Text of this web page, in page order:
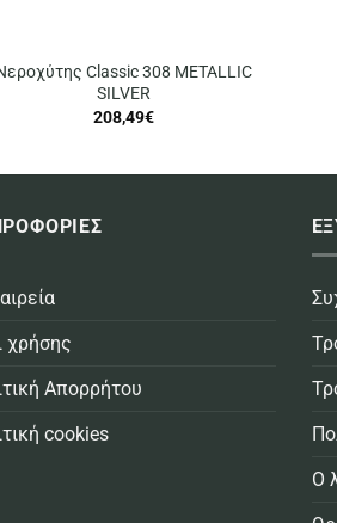
Classic 308 METALLIC
SILVER
208,49€
χρήσης
Απορρήτου
cookies
Ο